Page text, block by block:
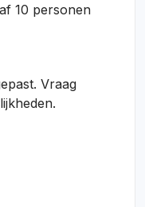
10 personen
Vraag